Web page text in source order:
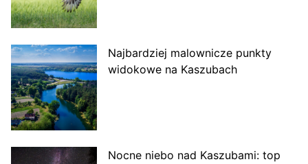
Najbardziej malownicze punkty
widokowe na Kaszubach
Nocne niebo nad Kaszubami: top